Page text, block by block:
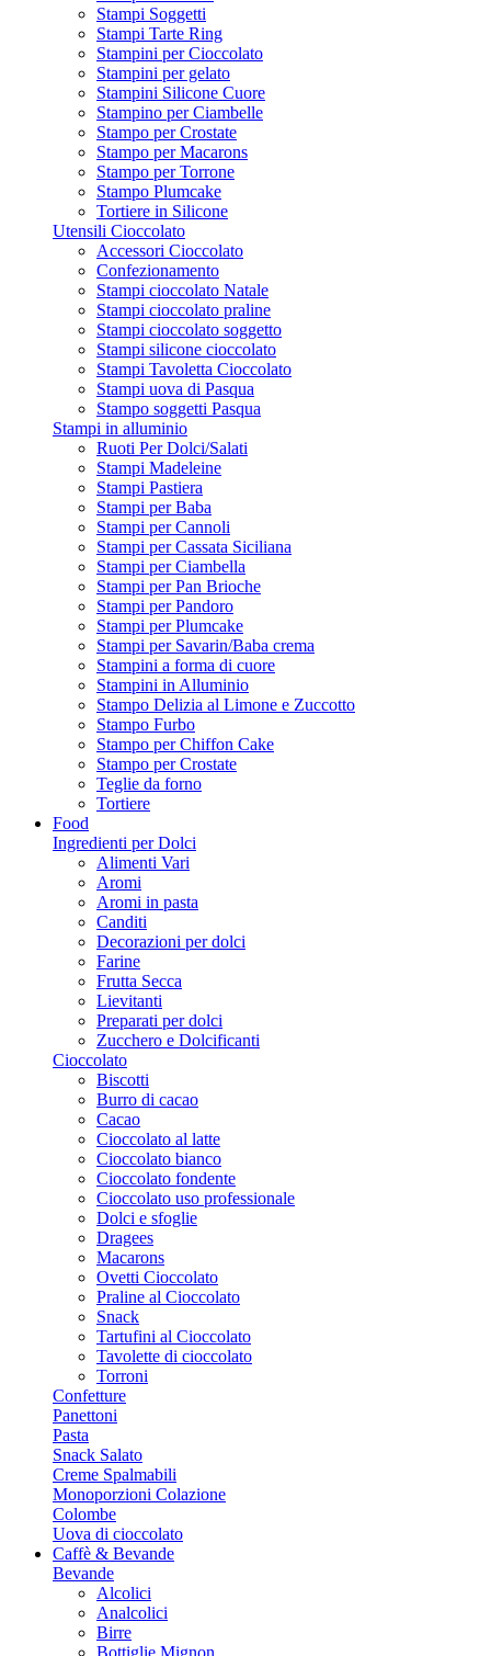
Stampi Soggetti
Stampi Tarte Ring
Stampini per Cioccolato
Stampini per gelato
Stampini Silicone Cuore
Stampino per Ciambelle
Stampo per Crostate
Stampo per Macarons
Stampo per Torrone
Stampo Plumcake
Tortiere in Silicone
Utensili Cioccolato
Accessori Cioccolato
Confezionamento
Stampi cioccolato Natale
Stampi cioccolato praline
Stampi cioccolato soggetto
Stampi silicone cioccolato
Stampi Tavoletta Cioccolato
Stampi uova di Pasqua
Stampo soggetti Pasqua
Stampi in alluminio
Ruoti Per Dolci/Salati
Stampi Madeleine
Stampi Pastiera
Stampi per Baba
Stampi per Cannoli
Stampi per Cassata Siciliana
Stampi per Ciambella
Stampi per Pan Brioche
Stampi per Pandoro
Stampi per Plumcake
Stampi per Savarin/Baba crema
Stampini a forma di cuore
Stampini in Alluminio
Stampo Delizia al Limone e Zuccotto
Stampo Furbo
Stampo per Chiffon Cake
Stampo per Crostate
Teglie da forno
Tortiere
Food
Ingredienti per Dolci
Alimenti Vari
Aromi
Aromi in pasta
Canditi
Decorazioni per dolci
Farine
Frutta Secca
Lievitanti
Preparati per dolci
Zucchero e Dolcificanti
Cioccolato
Biscotti
Burro di cacao
Cacao
Cioccolato al latte
Cioccolato bianco
Cioccolato fondente
Cioccolato uso professionale
Dolci e sfoglie
Dragees
Macarons
Ovetti Cioccolato
Praline al Cioccolato
Snack
Tartufini al Cioccolato
Tavolette di cioccolato
Torroni
Confetture
Panettoni
Pasta
Snack Salato
Creme Spalmabili
Monoporzioni Colazione
Colombe
Uova di cioccolato
Caffè & Bevande
Bevande
Alcolici
Analcolici
Birre
Bottiglie Mignon